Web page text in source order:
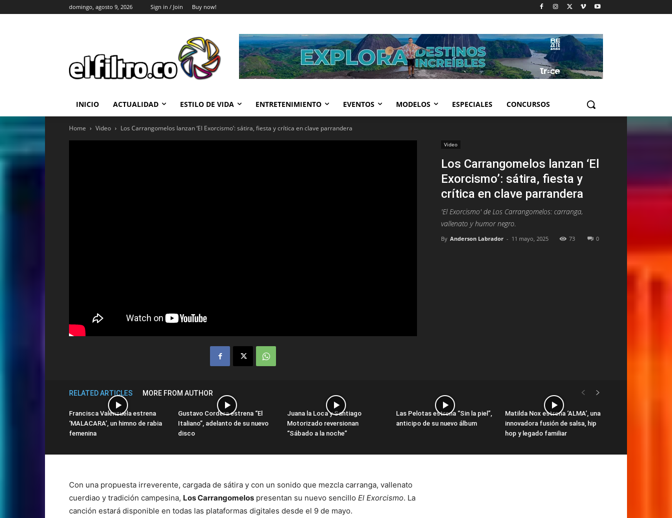
domingo, agosto 9, 2026 Sign in / Join Buy now!
INICIO ACTUALIDAD ESTILO DE VIDA ENTRETENIMIENTO EVENTOS MODELOS ESPECIALES CONCURSOS
Home Video Los Carrangomelos lanzan ‘El Exorcismo’: sátira, fiesta y crítica en clave parrandera
Video
Los Carrangomelos lanzan ‘El
Exorcismo’: sátira, fiesta y
crítica en clave parrandera
'El Exorcismo' de Los Carrangomelos: carranga,
vallenato y humor negro.
By Anderson Labrador - 11 mayo, 2025 73 0
RELATED ARTICLES MORE FROM AUTHOR
Francisca Valenzuela estrena
‘MALACARA’, un himno de rabia
femenina
Gustavo Cordera estrena “El
Italiano”, adelanto de su nuevo
disco
Juana la Loca y Santiago
Motorizado reversionan
“Sábado a la noche”
Las Pelotas estrena “Sin la piel”,
anticipo de su nuevo álbum
Matilda Nox estrena ‘ALMA’, una
innovadora fusión de salsa, hip
hop y legado familiar
Con una propuesta irreverente, cargada de sátira y con un sonido que mezcla carranga, vallenato
cuerdiao y tradición campesina, Los Carrangomelos presentan su nuevo sencillo El Exorcismo. La
canción estará disponible en todas las plataformas digitales desde el 9 de mayo.